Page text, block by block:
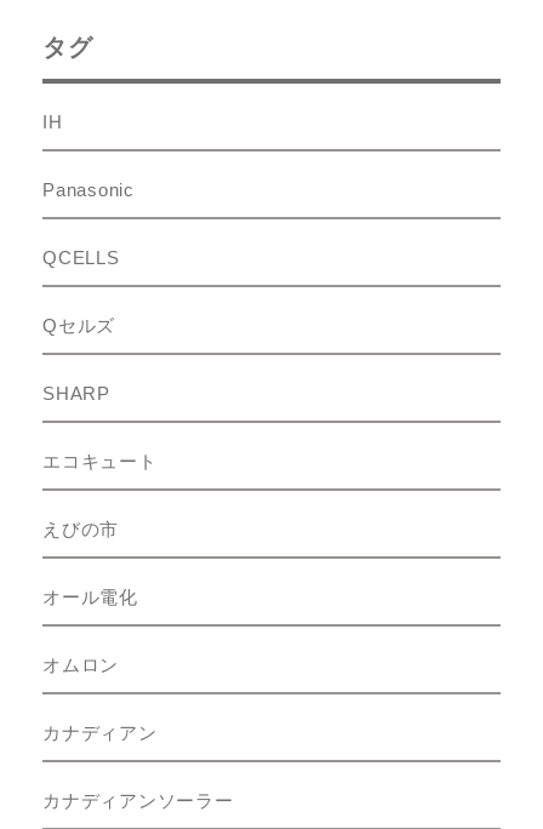
タグ
IH
Panasonic
QCELLS
Qセルズ
SHARP
エコキュート
えびの市
オール電化
オムロン
カナディアン
カナディアンソーラー